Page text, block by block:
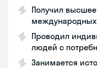
Получил
Проводил
людей с
Занимается